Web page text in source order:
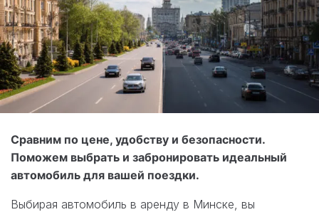
Сравним по цене, удобству и безопасности.
Поможем выбрать и забронировать идеальный
автомобиль для вашей поездки.
Выбирая автомобиль в аренду в Минске, вы